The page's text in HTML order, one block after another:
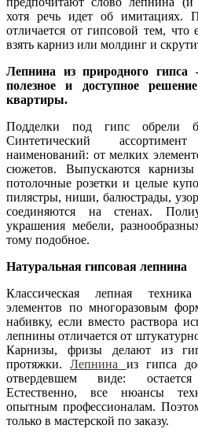
хотя речь идет об имитациях.
отличается от гипсовой тем,
взять карниз или молдинг и
Лепнина из природного гипса
полезное и доступное
квартиры.
Подделки под гипс обрели
Синтетический
наименований: от мелких
сюжетов. Выпускаются
потолочные розетки и целые
пилястры, ниши, балюстрады,
соединяются на стенах.
украшения мебели,
тому подобное.
Натуральная гипсовая лепнина
Классическая лепная
элементов по многоразовым
набивку, если вместо раствора
лепнины отличается от
Карнизы, фризы делают из
протяжки.Лепнина из гипса
отвердевшем виде:
Естественно, все нюансы
опытным профессионалам.
только в мастерской по заказу.